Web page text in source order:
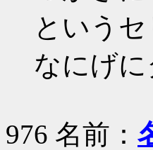
というセ
なにげ
976 名前：